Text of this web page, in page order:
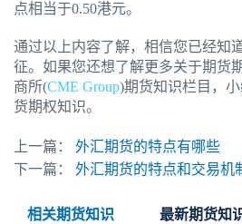
点相当于0.50港元。
通过以上内容了解，相信您已经知
征。如果您还想了解更多关于期货
商所(CME Group)期货知识栏目，
货期权知识。
上一篇：
外汇期货的特点有哪些
下一篇：
外汇期货的特点和交易机
相关期货知识 最新期货知